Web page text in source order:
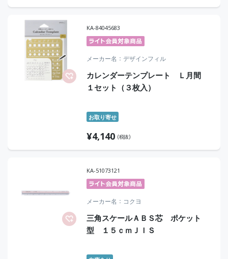
KA-84045683
メーカー名 デザインフィル
カレンダーテンプレート Ｌ月間
１セット（３枚入）
お取り寄せ
¥4,140 (税抜)
KA-51073121
メーカー名 コクヨ
三角スケールＡＢＳ芯 ポケット
型 １５ｃｍＪＩＳ